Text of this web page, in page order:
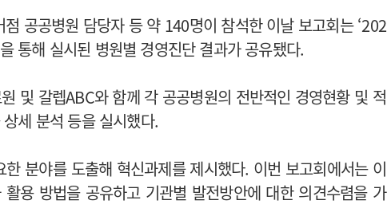
공공병원 담당자 등 약 140명이 참석한 이날 보고회는 ‘202
통해 실시된 병원별 경영진단 결과가 공유됐다.
및 갈렙ABC와 함께 각 공공병원의 전반적인 경영현황 및 적
세 분석 등을 실시했다.
분야를 도출해 혁신과제를 제시했다. 이번 보고회에서는 이
용 방법을 공유하고 기관별 발전방안에 대한 의견수렴을 가